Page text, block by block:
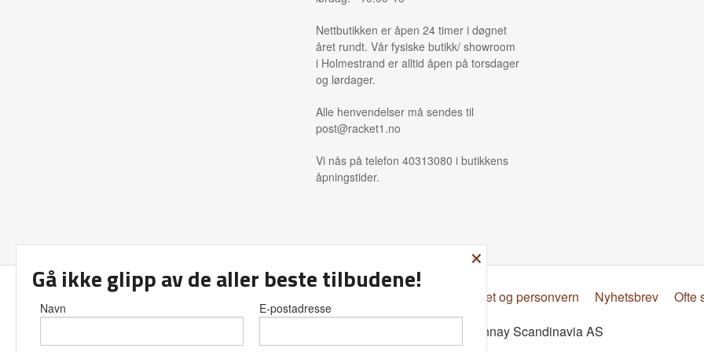
Nettbutikken er åpen 24 timer i døgnet
året rundt. Vår fysiske butikk/ showroom
i Holmestrand er alltid åpen på torsdager
og lørdager.
Alle henvendelser må sendes til
post@racket1.no
Vi nås på telefon 40313080 i butikkens
åpningstider.
Sikkerhet og personvern Nyhetsbrev
Ofte
© Donnay Scandinavia AS
×
Gå ikke glipp av de aller beste tilbudene!
Navn E-postadresse